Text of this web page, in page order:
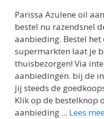
Parissa Azulene oil
bestel nu razendsnel
aanbieding. Bestel
supermarkten laat je
thuisbezorgen! Via
aanbiedingen. bij de
jij steeds de
Klik op de bestelknop
aanbieding ... Lees